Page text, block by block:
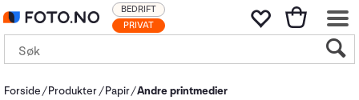
PRIVAT
BEDRIFT
Forside Produkter Papir Andre printmedier